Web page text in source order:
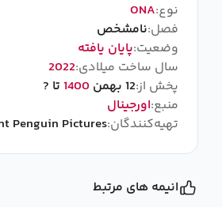
نوع:ONA
فصل:نامشخص
وضعیت:پایان یافته
سال ساخت میلادی:2022
پخش از:12 بهمن 1400 تا ?
منبع:اورجینال
تهیه‌کنندگان:Penguin Pictures
انیمه های مرتبط